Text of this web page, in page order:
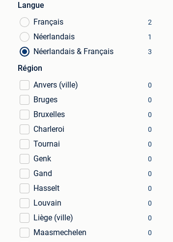
Langue
Français
2
Néerlandais 1
Néerlandais & Français 3
Région
Anvers (ville)
0
Bruges 0
Bruxelles 0
Charleroi 0
Tournai 0
Genk 0
Gand 0
Hasselt 0
Louvain 0
Liège (ville) 0
Maasmechelen 0